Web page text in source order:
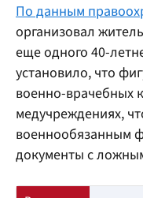
По данным
организовал
еще одного 40-
установило, что
военно-врачебных
медучреждениях,
военнообязанным
документы с